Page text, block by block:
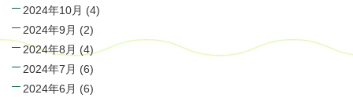
2024年10月 (4)
2024年9月 (2)
2024年8月 (4)
2024年7月 (6)
2024年6月 (6)